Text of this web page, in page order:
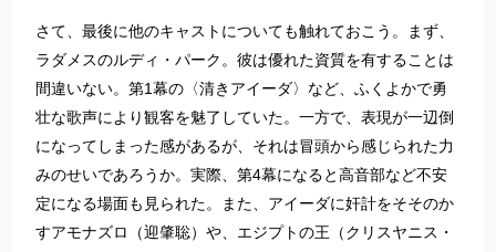
さて、最後に他のキャストについても触れておこう。まず、
ラダメスのルディ・パーク。彼は優れた資質を有することは
間違いない。第1幕の〈清きアイーダ〉など、ふくよかで勇
壮な歌声により観客を魅了していた。一方で、表現が一辺倒
になってしまった感があるが、それは冒頭から感じられた力
みのせいであろうか。実際、第4幕になると高音部など不安
定になる場面も見られた。また、アイーダに奸計をそそのか
すアモナズロ（迎肇聡）や、エジプトの王（クリスヤニス・